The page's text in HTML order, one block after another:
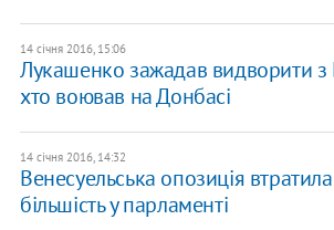
14 січня 2016, 15:06
Лукашенко зажадав видворити з
хто воював на Донбасі
14 січня 2016, 14:32
Венесуельська опозиція
більшість у парламенті